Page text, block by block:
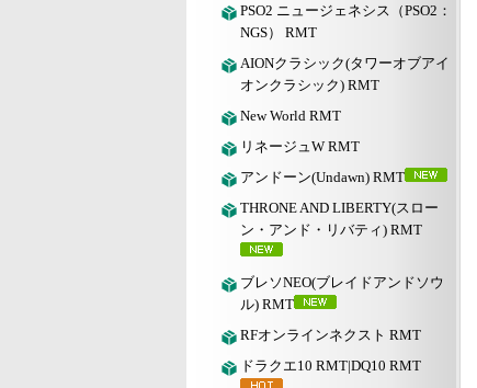
PSO2 ニュージェネシス（PSO2：
NGS） RMT
AIONクラシック(タワーオブアイ
オンクラシック) RMT
New World RMT
リネージュW RMT
アンドーン(Undawn) RMT
THRONE AND LIBERTY(スロー
ン・アンド・リバティ) RMT
ブレソNEO(ブレイドアンドソウ
ル) RMT
RFオンラインネクスト RMT
ドラクエ10 RMT|DQ10 RMT